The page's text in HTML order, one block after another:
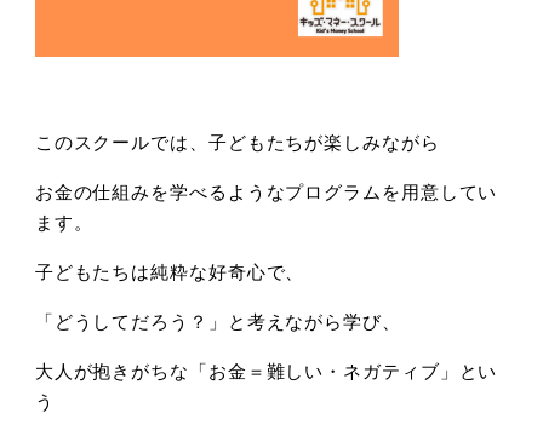
このスクールでは、子どもたちが楽しみながら
お金の仕組みを学べるようなプログラムを用意してい
ます。
子どもたちは純粋な好奇心で、
「どうしてだろう？」と考えながら学び、
大人が抱きがちな「お金＝難しい・ネガティブ」とい
う